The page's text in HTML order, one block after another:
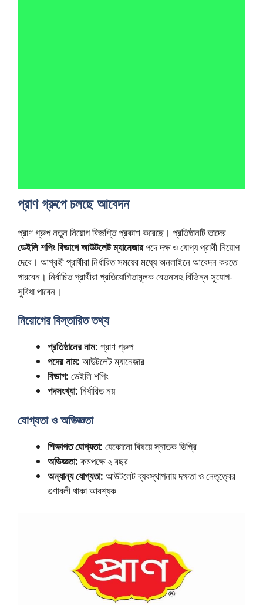
প্রাণ গ্রুপে চলছে আবেদন
প্রাণ গ্রুপ নতুন নিয়োগ বিজ্ঞপ্তি প্রকাশ করেছে। প্রতিষ্ঠানটি তাদের
ডেইলি শপিং বিভাগে আউটলেট ম্যানেজারপদে দক্ষ ও যোগ্য প্রার্থী নিয়োগ
দেবে। আগ্রহী প্রার্থীরা নির্ধারিত সময়ের মধ্যে অনলাইনে আবেদন করতে
পারবেন। নির্বাচিত প্রার্থীরা প্রতিযোগিতামূলক বেতনসহ বিভিন্ন সুযোগ-
সুবিধা পাবেন।
নিয়োগের বিস্তারিত তথ্য
প্রতিষ্ঠানের নাম: প্রাণ গ্রুপ
পদের নাম: আউটলেট ম্যানেজার
বিভাগ: ডেইলি শপিং
পদসংখ্যা: নির্ধারিত নয়
যোগ্যতা ও অভিজ্ঞতা
শিক্ষাগত যোগ্যতা: যেকোনো বিষয়ে স্নাতক ডিগ্রি
অভিজ্ঞতা: কমপক্ষে ২ বছর
অন্যান্য যোগ্যতা: আউটলেট ব্যবস্থাপনায় দক্ষতা ও নেতৃত্বের
গুণাবলী থাকা আবশ্যক